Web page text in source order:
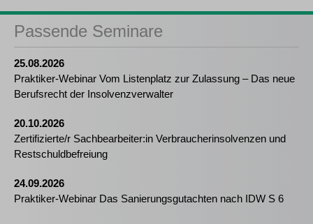
Passende Seminare
25.08.2026
Praktiker-Webinar Vom Listenplatz zur Zulassung – Das neue
Berufsrecht der Insolvenzverwalter
20.10.2026
Zertifizierte/r Sachbearbeiter:in Verbraucherinsolvenzen und
Restschuldbefreiung
24.09.2026
Praktiker-Webinar Das Sanierungsgutachten nach IDW S 6